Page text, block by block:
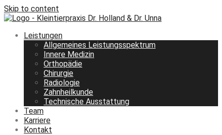
Skip to content
Leistungen
Allgemeines Leistungsspektrum
Innere Medizin
Orthopädie
Chirurgie
Radiologie
Zahnheilkunde
Technische Ausstattung
Team
Karriere
Kontakt